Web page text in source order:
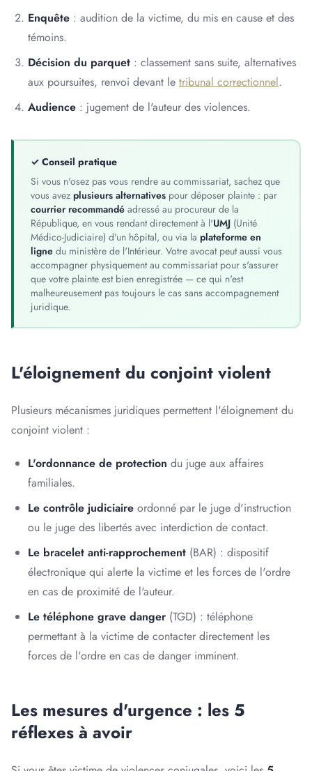
Enquête : audition de la victime, du mis en cause et des
témoins.
Décision du parquet : classement sans suite, alternatives
aux poursuites, renvoi devant le tribunal correctionnel.
Audience : jugement de l'auteur des violences.
✓ Conseil pratique
Si vous n'osez pas vous rendre au commissariat, sachez que
vous avez plusieurs alternatives pour déposer plainte : par
courrier recommandé adressé au procureur de la
République, en vous rendant directement à l'UMJ (Unité
Médico-Judiciaire) d'un hôpital, ou via la plateforme en
ligne du ministère de l'Intérieur. Votre avocat peut aussi vous
accompagner physiquement au commissariat pour s'assurer
que votre plainte est bien enregistrée — ce qui n'est
malheureusement pas toujours le cas sans accompagnement
juridique.
L'éloignement du conjoint violent
Plusieurs mécanismes juridiques permettent l'éloignement du
conjoint violent :
L'ordonnance de protection du juge aux affaires
familiales.
Le contrôle judiciaire ordonné par le juge d'instruction
ou le juge des libertés avec interdiction de contact.
Le bracelet anti-rapprochement (BAR) : dispositif
électronique qui alerte la victime et les forces de l'ordre
en cas de proximité de l'auteur.
Le téléphone grave danger (TGD) : téléphone
permettant à la victime de contacter directement les
forces de l'ordre en cas de danger imminent.
Les mesures d'urgence : les 5
réflexes à avoir